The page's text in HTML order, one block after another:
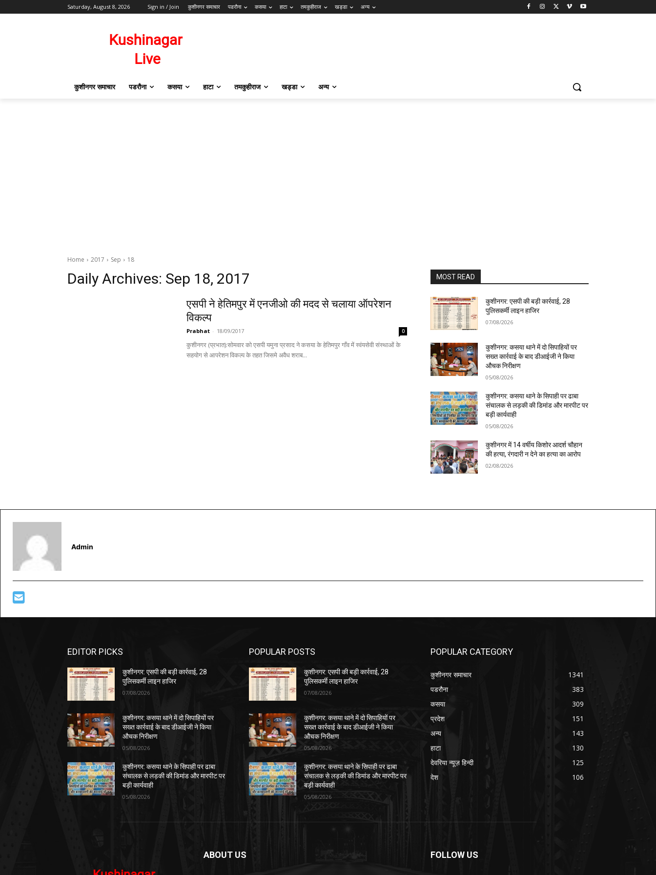
Saturday, August 8, 2026 Sign in / Join कुशीनगर समाचार पडरौना कसया हाटा तमकुहीराज खड्डा अन्य
कुशीनगर समाचार पडरौना कसया हाटा तमकुहीराज खड्डा अन्य
Home 2017 Sep 18
Daily Archives: Sep 18, 2017
एसपी ने हेतिमपुर में एनजीओ की मदद से चलाया ऑपरेशन
विकल्प
Prabhat - 18/09/2017 0
कुशीनगर (प्रभात):सोमवार को एसपी यमुना प्रसाद ने कसया के हेतिमपुर गाँव में स्वंयसेवी संस्थाओं के
सहयोग से आपरेशन विकल्प के तहत जिसमे अवैध शराब...
MOST READ
कुशीनगर: एसपी की बड़ी कार्रवाई, 28
पुलिसकर्मी लाइन हाजिर
07/08/2026
कुशीनगर: कसया थाने में दो सिपाहियों पर
सख्त कार्रवाई के बाद डीआईजी ने किया
औचक निरीक्षण
05/08/2026
कुशीनगर: कसया थाने के सिपाही पर ढाबा
संचालक से लड़की की डिमांड और मारपीट पर
बड़ी कार्यवाही
05/08/2026
कुशीनगर में 14 वर्षीय किशोर आदर्श चौहान
की हत्या, रंगदारी न देने का हत्या का आरोप
02/08/2026
Admin
EDITOR PICKS
कुशीनगर: एसपी की बड़ी कार्रवाई, 28
पुलिसकर्मी लाइन हाजिर
07/08/2026
कुशीनगर: कसया थाने में दो सिपाहियों पर
सख्त कार्रवाई के बाद डीआईजी ने किया
औचक निरीक्षण
05/08/2026
कुशीनगर: कसया थाने के सिपाही पर ढाबा
संचालक से लड़की की डिमांड और मारपीट पर
बड़ी कार्यवाही
05/08/2026
POPULAR POSTS
कुशीनगर: एसपी की बड़ी कार्रवाई, 28
पुलिसकर्मी लाइन हाजिर
07/08/2026
कुशीनगर: कसया थाने में दो सिपाहियों पर
सख्त कार्रवाई के बाद डीआईजी ने किया
औचक निरीक्षण
05/08/2026
कुशीनगर: कसया थाने के सिपाही पर ढाबा
संचालक से लड़की की डिमांड और मारपीट पर
बड़ी कार्यवाही
05/08/2026
POPULAR CATEGORY
कुशीनगर समाचार
1341
पडरौना
383
कसया
309
प्रदेश
151
अन्य
143
हाटा
130
देवरिया न्यूज़ हिन्दी
125
देश
106
ABOUT US FOLLOW US